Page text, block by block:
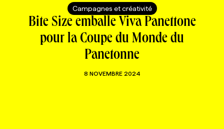
TOUTES LES CATÉGORIES
CAMPAGNES ET CRÉATIVITÉ
CHRONIQUES
TOUTES LES CHRONIQUES
FORFAITS ABONNEMENT
VOIR TOUTES LES PARUTIONS
INFOLETTRES
INFOLETTRE EN BREF
NOUVEAU!
Campagnes et créativité
Bite Size emballe Viva Panettone
pour la Coupe du Monde du
Panetonne
8 NOVEMBRE 2024